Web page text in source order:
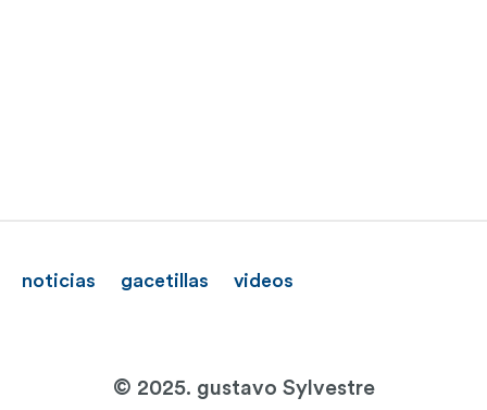
noticias gacetillas videos
© 2025. gustavo Sylvestre